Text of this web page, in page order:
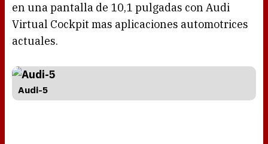
en una pantalla de 10,1 pulgadas con Audi
Virtual Cockpit mas aplicaciones automotrices
actuales.
Audi-5